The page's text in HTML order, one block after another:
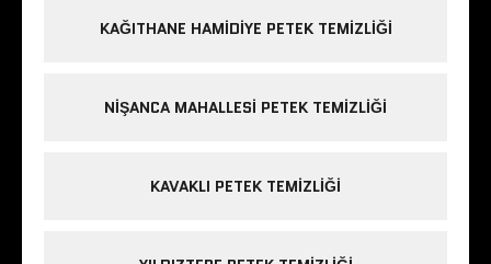
KAĞITHANE HAMIDIYE PETEK TEMIZLIĞI
NIŞANCA MAHALLESI PETEK TEMIZLIĞI
KAVAKLI PETEK TEMIZLIĞI